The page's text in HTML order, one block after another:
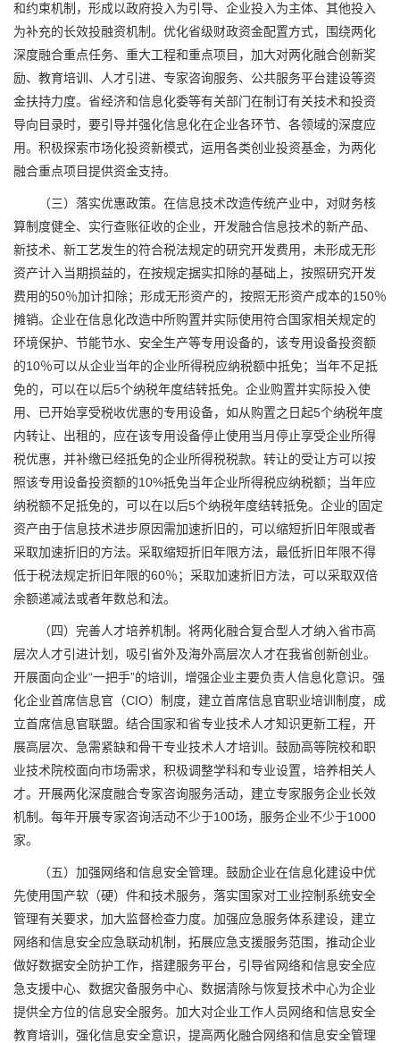
和约束机制，形成以政府投入为引导、企业投入为主体、其他投入
为补充的长效投融资机制。优化省级财政资金配置方式，围绕两化
深度融合重点任务、重大工程和重点项目，加大对两化融合创新奖
励、教育培训、人才引进、专家咨询服务、公共服务平台建设等资
金扶持力度。省经济和信息化委等有关部门在制订有关技术和投资
导向目录时，要引导并强化信息化在企业各环节、各领域的深度应
用。积极探索市场化投资新模式，运用各类创业投资基金，为两化
融合重点项目提供资金支持。
（三）落实优惠政策。在信息技术改造传统产业中，对财务核
算制度健全、实行查账征收的企业，开发融合信息技术的新产品、
新技术、新工艺发生的符合税法规定的研究开发费用，未形成无形
资产计入当期损益的，在按规定据实扣除的基础上，按照研究开发
费用的50％加计扣除；形成无形资产的，按照无形资产成本的150％
摊销。企业在信息化改造中所购置并实际使用符合国家相关规定的
环境保护、节能节水、安全生产等专用设备的，该专用设备投资额
的10％可以从企业当年的企业所得税应纳税额中抵免；当年不足抵
免的，可以在以后5个纳税年度结转抵免。企业购置并实际投入使
用、已开始享受税收优惠的专用设备，如从购置之日起5个纳税年度
内转让、出租的，应在该专用设备停止使用当月停止享受企业所得
税优惠，并补缴已经抵免的企业所得税税款。转让的受让方可以按
照该专用设备投资额的10%抵免当年企业所得税应纳税额；当年应
纳税额不足抵免的，可以在以后5个纳税年度结转抵免。企业的固定
资产由于信息技术进步原因需加速折旧的，可以缩短折旧年限或者
采取加速折旧的方法。采取缩短折旧年限方法，最低折旧年限不得
低于税法规定折旧年限的60％；采取加速折旧方法，可以采取双倍
余额递减法或者年数总和法。
（四）完善人才培养机制。将两化融合复合型人才纳入省市高
层次人才引进计划，吸引省外及海外高层次人才在我省创新创业。
开展面向企业“一把手”的培训，增强企业主要负责人信息化意识。强
化企业首席信息官（CIO）制度，建立首席信息官职业培训制度，成
立首席信息官联盟。结合国家和省专业技术人才知识更新工程，开
展高层次、急需紧缺和骨干专业技术人才培训。鼓励高等院校和职
业技术院校面向市场需求，积极调整学科和专业设置，培养相关人
才。开展两化深度融合专家咨询服务活动，建立专家服务企业长效
机制。每年开展专家咨询活动不少于100场，服务企业不少于1000
家。
（五）加强网络和信息安全管理。鼓励企业在信息化建设中优
先使用国产软（硬）件和技术服务，落实国家对工业控制系统安全
管理有关要求，加大监督检查力度。加强应急服务体系建设，建立
网络和信息安全应急联动机制，拓展应急支援服务范围，推动企业
做好数据安全防护工作，搭建服务平台，引导省网络和信息安全应
急支援中心、数据灾备服务中心、数据清除与恢复技术中心为企业
提供全方位的信息安全服务。加大对企业工作人员网络和信息安全
教育培训，强化信息安全意识，提高两化融合网络和信息安全管理